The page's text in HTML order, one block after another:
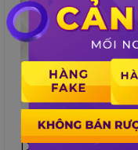
Chọn dây chuyền
Dây chuyền